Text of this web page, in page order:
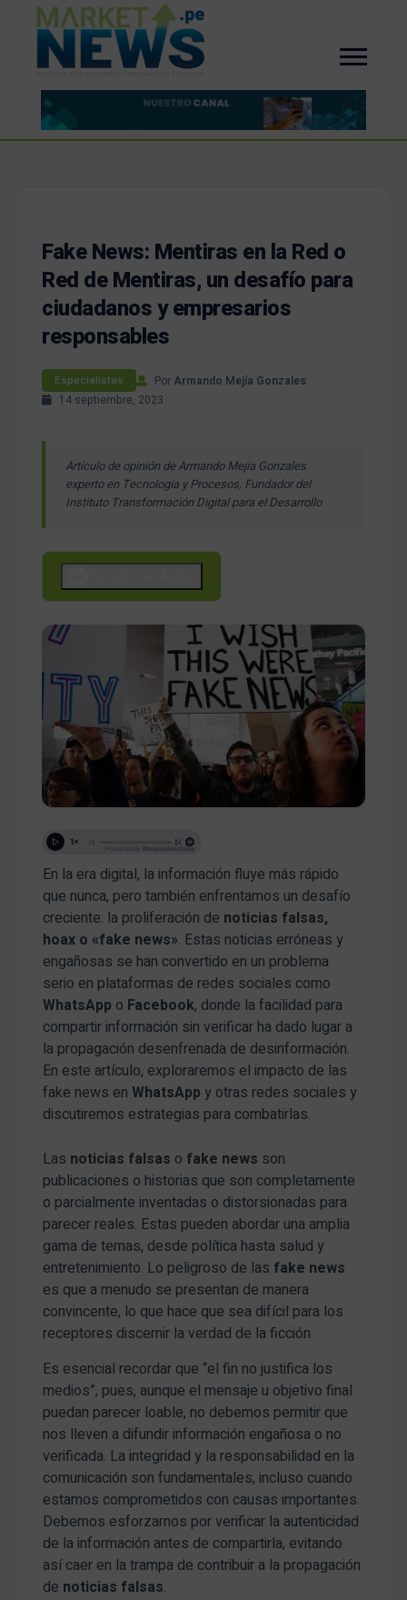
Fake News: Mentiras en la Red o
Red de Mentiras, un desafío para
ciudadanos y empresarios
responsables
Especialistas Por Armando Mejía Gonzales
14 septiembre, 2023
Artículo de opinión de Armando Mejía Gonzales
experto en Tecnología y Procesos, Fundador del
Instituto Transformación Digital para el Desarrollo
En la era digital, la información fluye más rápido
que nunca, pero también enfrentamos un desafío
creciente: la proliferación de noticias falsas,
hoax o «fake news». Estas noticias erróneas y
engañosas se han convertido en un problema
serio en plataformas de redes sociales como
WhatsApp o Facebook, donde la facilidad para
compartir información sin verificar ha dado lugar a
la propagación desenfrenada de desinformación.
En este artículo, exploraremos el impacto de las
fake news enWhatsApp y otras redes sociales y
discutiremos estrategias para combatirlas.
Las noticias falsas o fake news son
publicaciones o historias que son completamente
o parcialmente inventadas o distorsionadas para
parecer reales. Estas pueden abordar una amplia
gama de temas, desde política hasta salud y
entretenimiento. Lo peligroso de las fake news
es que a menudo se presentan de manera
convincente, lo que hace que sea difícil para los
receptores discernir la verdad de la ficción.
Es esencial recordar que “el fin no justifica los
medios”, pues, aunque el mensaje u objetivo final
puedan parecer loable, no debemos permitir que
nos lleven a difundir información engañosa o no
verificada. La integridad y la responsabilidad en la
comunicación son fundamentales, incluso cuando
estamos comprometidos con causas importantes.
Debemos esforzarnos por verificar la autenticidad
de la información antes de compartirla, evitando
así caer en la trampa de contribuir a la propagación
de noticias falsas.